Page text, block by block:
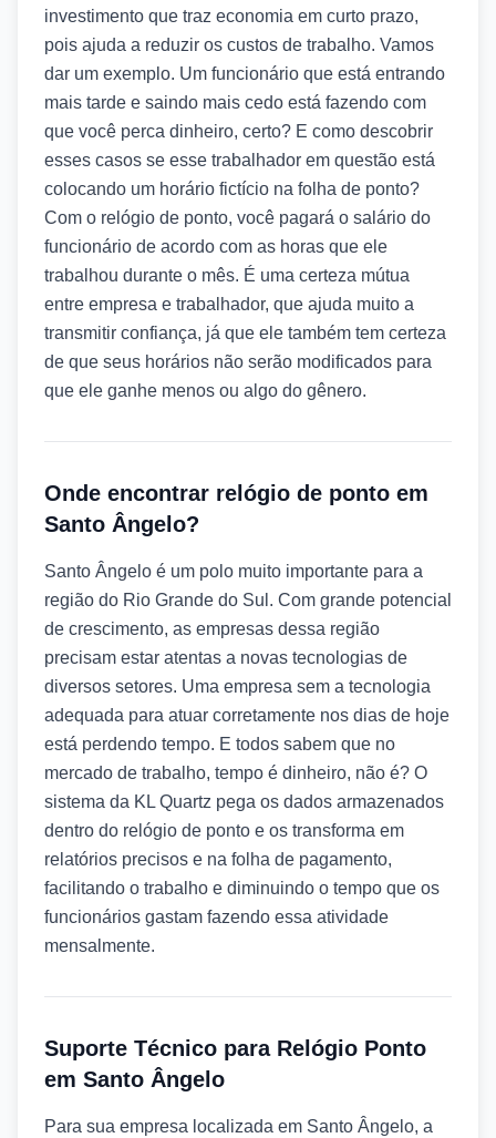
investimento que traz economia em curto prazo,
pois ajuda a reduzir os custos de trabalho. Vamos
dar um exemplo. Um funcionário que está entrando
mais tarde e saindo mais cedo está fazendo com
que você perca dinheiro, certo? E como descobrir
esses casos se esse trabalhador em questão está
colocando um horário fictício na folha de ponto?
Com o relógio de ponto, você pagará o salário do
funcionário de acordo com as horas que ele
trabalhou durante o mês. É uma certeza mútua
entre empresa e trabalhador, que ajuda muito a
transmitir confiança, já que ele também tem certeza
de que seus horários não serão modificados para
que ele ganhe menos ou algo do gênero.
Onde encontrar relógio de ponto em
Santo Ângelo?
Santo Ângelo é um polo muito importante para a
região do Rio Grande do Sul. Com grande potencial
de crescimento, as empresas dessa região
precisam estar atentas a novas tecnologias de
diversos setores. Uma empresa sem a tecnologia
adequada para atuar corretamente nos dias de hoje
está perdendo tempo. E todos sabem que no
mercado de trabalho, tempo é dinheiro, não é? O
sistema da KL Quartz pega os dados armazenados
dentro do relógio de ponto e os transforma em
relatórios precisos e na folha de pagamento,
facilitando o trabalho e diminuindo o tempo que os
funcionários gastam fazendo essa atividade
mensalmente.
Suporte Técnico para Relógio Ponto
em Santo Ângelo
Para sua empresa localizada em Santo Ângelo, a